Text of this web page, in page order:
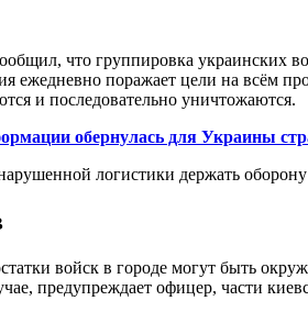
что группировка украинских
ежедневно поражает цели на всём
и последовательно уничтожаются.
обернулась для Украины
логистики держать
войск в городе могут быть
предупреждает офицер, части